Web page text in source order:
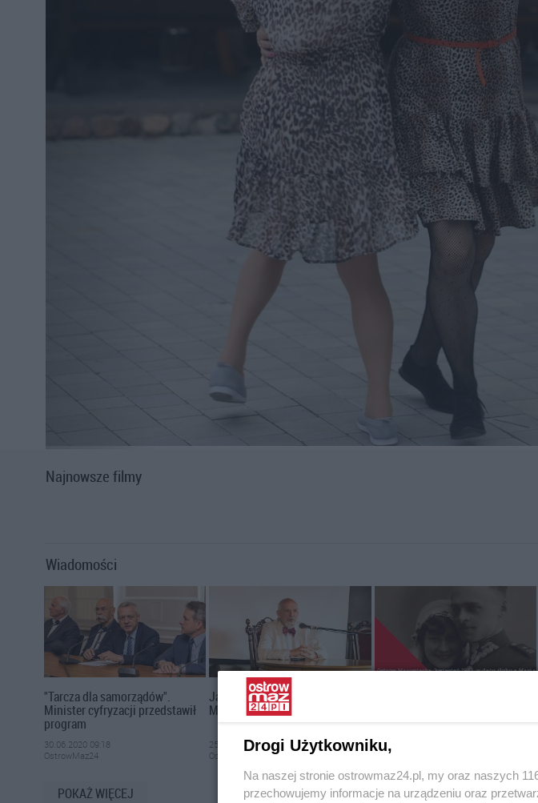
Najnowsze filmy
Wiadomości
"Tarcza dla samorządów".
Minister cyfryzacji przedstawił
program
30.06.2020 09:18
OstrowMaz24
Janusz Korwin-Mikke w Ostrowi
Mazowieckiej
25.06.2020 11:41
OstrowMaz24
26.05.2020 09:15
OstrowMaz24
POKAŻ WIĘCEJ
Drogi Użytkowniku,
Na naszej stronie ostrowmaz24.pl, my oraz naszych
przechowujemy informacje na urządzeniu oraz